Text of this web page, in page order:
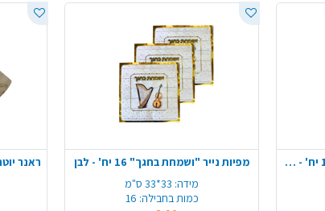
צלחת נייר 7 "ושמחת בחגך" 10 יח' - לבן
מפיות נייר "ושמחת בחגך" 16 יח' - לבן
מידה: 33*33 ס"מ
כמות בחבילה: 16